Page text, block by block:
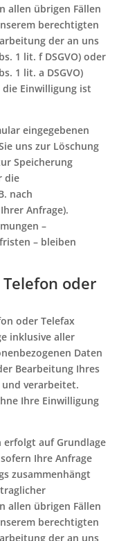
allen übrigen Fällen
berechtigten
der an uns
1 lit. f DSGVO) oder
1 lit. a DSGVO)
Einwilligung ist
eingegebenen
uns zur Löschung
Speicherung
die
nach
Anfrage).
–
– bleiben
oder
oder Telefax
inklusive aller
Daten
Bearbeitung Ihres
und verarbeitet.
Ihre Einwilligung
erfolgt auf Grundlage
Ihre Anfrage
zusammenhängt
allen übrigen Fällen
berechtigten
der an uns